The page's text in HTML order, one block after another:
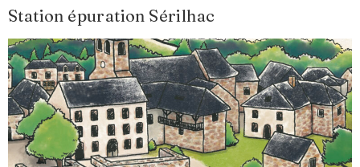
Station épuration Sérilhac